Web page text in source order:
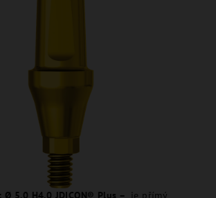
5.0 H4.0 JDICON® Plus – je přímý